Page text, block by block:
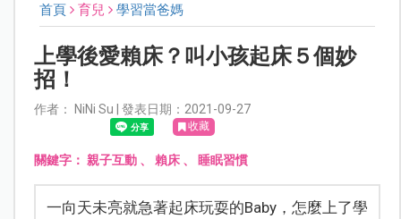
首頁 育兒 學習當爸媽
上學後愛賴床？叫小孩起床５個妙
招！
作者： NiNi Su | 發表日期：2021-09-27
收藏
關鍵字： 親子互動、 賴床、 睡眠習慣
一向天未亮就急著起床玩耍的Baby，怎麼上了學